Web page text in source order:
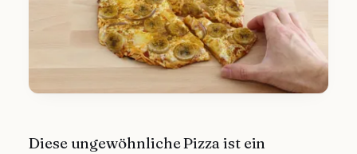
Diese ungewöhnliche Pizza ist ein